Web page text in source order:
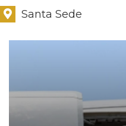
Santa Sede